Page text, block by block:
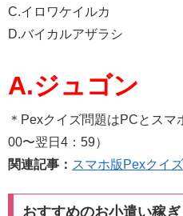
C.イロワケイルカ
D.バイカルアザラシ
A.ジュゴン
＊Pexクイズ問題はPCとスマ
00〜翌日4：59）
関連記事： スマホ版Pexクイ
おすすめのお小遣い稼ぎ